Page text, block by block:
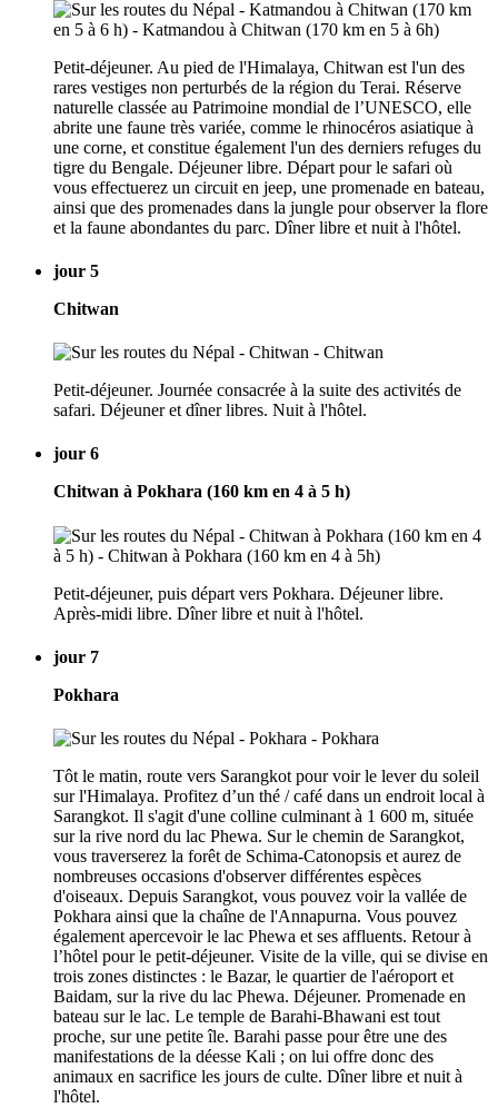
Petit-déjeuner. Au pied de l'Himalaya, Chitwan est l'un des
rares vestiges non perturbés de la région du Terai. Réserve
naturelle classée au Patrimoine mondial de l’UNESCO, elle
abrite une faune très variée, comme le rhinocéros asiatique à
une corne, et constitue également l'un des derniers refuges du
tigre du Bengale. Déjeuner libre. Départ pour le safari où
vous effectuerez un circuit en jeep, une promenade en bateau,
ainsi que des promenades dans la jungle pour observer la flore
et la faune abondantes du parc. Dîner libre et nuit à l'hôtel.
jour 5
Chitwan
Petit-déjeuner. Journée consacrée à la suite des activités de
safari. Déjeuner et dîner libres. Nuit à l'hôtel.
jour 6
Chitwan à Pokhara (160 km en 4 à 5 h)
Petit-déjeuner, puis départ vers Pokhara. Déjeuner libre.
Après-midi libre. Dîner libre et nuit à l'hôtel.
jour 7
Pokhara
Tôt le matin, route vers Sarangkot pour voir le lever du soleil
sur l'Himalaya. Profitez d’un thé / café dans un endroit local à
Sarangkot. Il s'agit d'une colline culminant à 1 600 m, située
sur la rive nord du lac Phewa. Sur le chemin de Sarangkot,
vous traverserez la forêt de Schima-Catonopsis et aurez de
nombreuses occasions d'observer différentes espèces
d'oiseaux. Depuis Sarangkot, vous pouvez voir la vallée de
Pokhara ainsi que la chaîne de l'Annapurna. Vous pouvez
également apercevoir le lac Phewa et ses affluents. Retour à
l’hôtel pour le petit-déjeuner. Visite de la ville, qui se divise en
trois zones distinctes : le Bazar, le quartier de l'aéroport et
Baidam, sur la rive du lac Phewa. Déjeuner. Promenade en
bateau sur le lac. Le temple de Barahi-Bhawani est tout
proche, sur une petite île. Barahi passe pour être une des
manifestations de la déesse Kali ; on lui offre donc des
animaux en sacrifice les jours de culte. Dîner libre et nuit à
l'hôtel.